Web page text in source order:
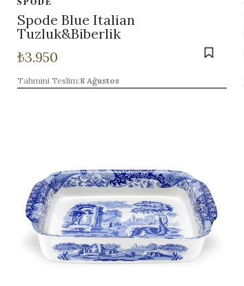
Spode Blue Italian
Tuzluk&Biberlik
₺3.950
Tahmini Teslim:8 Ağustos
›
›